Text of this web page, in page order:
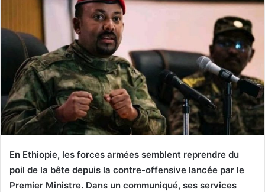
En Ethiopie, les forces armées semblent reprendre du
poil de la bête depuis la contre-offensive lancée par le
Premier Ministre. Dans un communiqué, ses services